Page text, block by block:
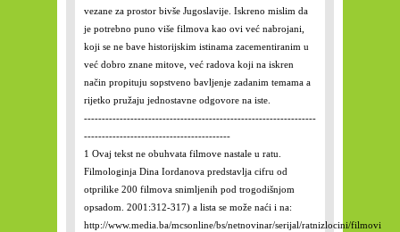
vezane za prostor bivše Jugoslavije. Iskreno mislim da
je potrebno puno više filmova kao ovi već nabrojani,
koji se ne bave historijskim istinama zacementiranim u
već dobro znane mitove, već radova koji na iskren
način propituju sopstveno bavljenje zadanim temama a
rijetko pružaju jednostavne odgovore na iste.
-----------------------------------------------------------------
-----------------------------------------
1 Ovaj tekst ne obuhvata filmove nastale u ratu.
Filmologinja Dina Iordanova predstavlja cifru od
otprilike 200 filmova snimljenih pod trogodišnjom
opsadom. 2001:312-317) a lista se može naći i na:
http://www.media.ba/mcsonline/bs/netnovinar/serijal/ratnizlocini/filmovi